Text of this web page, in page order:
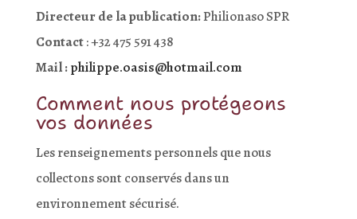
Directeur de la publication:Philionaso SPR
Contact: +32 475 591 438
Mail :philippe.oasis@hotmail.com
Comment nous protégeons
vos données
Les renseignements personnels que nous
collectons sont conservés dans un
environnement sécurisé.